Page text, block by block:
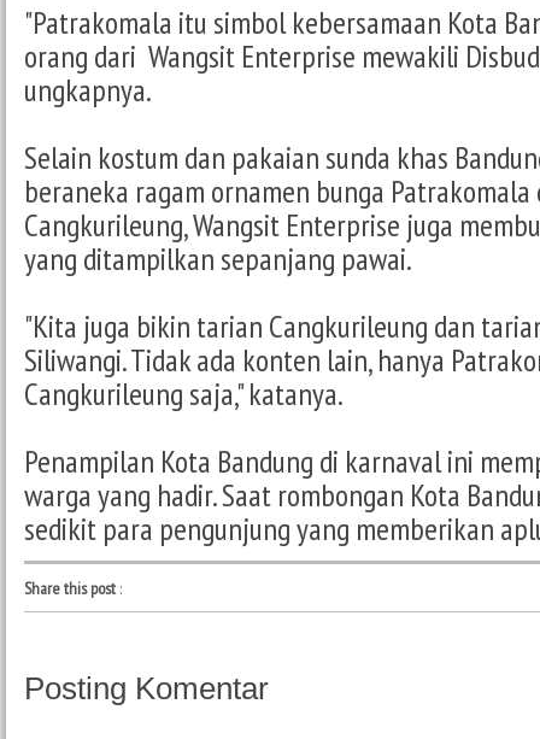
"Patrakomala itu simbol kebersamaan Kota
orang dari Wangsit Enterprise mewakili
ungkapnya.
Selain kostum dan pakaian sunda khas
beraneka ragam ornamen bunga
Cangkurileung, Wangsit Enterprise juga
yang ditampilkan sepanjang pawai.
"Kita juga bikin tarian Cangkurileung dan
Siliwangi. Tidak ada konten lain, hanya
Cangkurileung saja," katanya.
Penampilan Kota Bandung di karnaval ini
warga yang hadir. Saat rombongan Kota
sedikit para pengunjung yang memberikan
Share this post:
Posting Komentar